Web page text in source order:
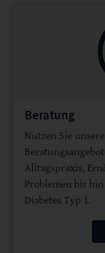
Beratung
Nutzen Sie
Alltagspraxis,
Problemen bis
Diabetes Typ 1.